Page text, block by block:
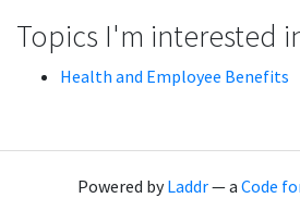
Topics I'm interested
Health and Employee Benefits
Powered byLaddr— a Code